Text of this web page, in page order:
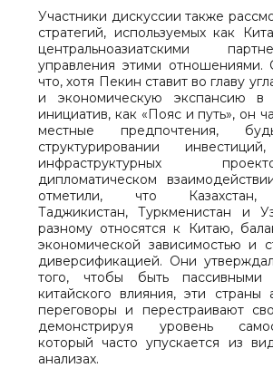
Участники дискуссии также
стратегий, используемых как
центральноазиатскими
управления этими отношениями.
что, хотя Пекин ставит во главу
и экономическую экспансию в
инициатив, как «Пояс и путь», он
местные предпочтения,
структурировании
инфраструктурных
дипломатическом
отметили, что Казахстан,
Таджикистан, Туркменистан и
разному относятся к Китаю,
экономической зависимостью и
диверсификацией. Они
того, чтобы быть пассивными
китайского влияния, эти страны
переговоры и перестраивают
демонстрируя уровень
который часто упускается из
анализах.